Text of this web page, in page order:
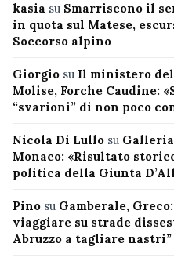
kasia su Smarriscono il
in quota sul Matese,
Soccorso alpino
Giorgio su Il ministero
Molise, Forche Caudine:
“svarioni” di non poco
Nicola Di Lullo su
Monaco: «Risultato
politica della Giunta
Pino su Gamberale,
viaggiare su strade
Abruzzo a tagliare nastri”